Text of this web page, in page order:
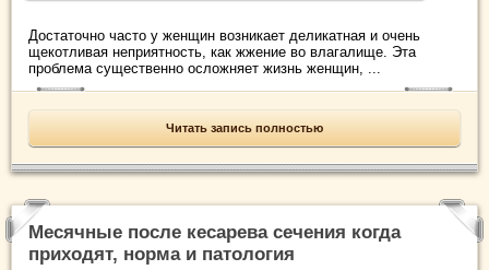
Достаточно часто у женщин возникает деликатная и очень
щекотливая неприятность, как жжение во влагалище. Эта
проблема существенно осложняет жизнь женщин, ...
Читать запись полностью
Месячные после кесарева сечения когда
приходят, норма и патология